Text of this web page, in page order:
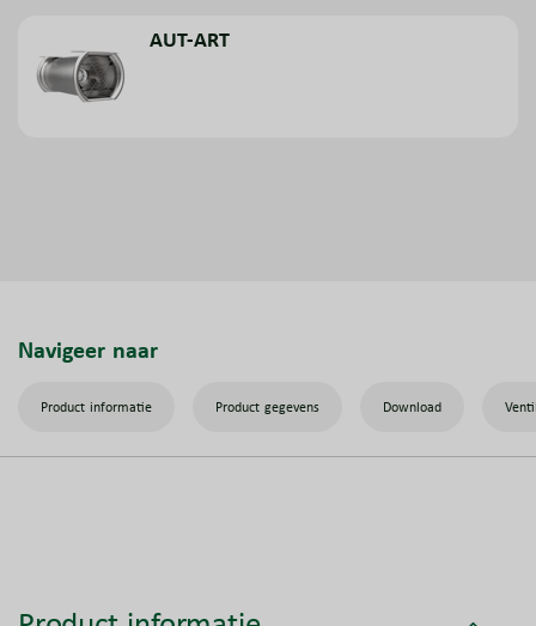
AUT-ART
Navigeer naar
Product informatie Product gegevens Download